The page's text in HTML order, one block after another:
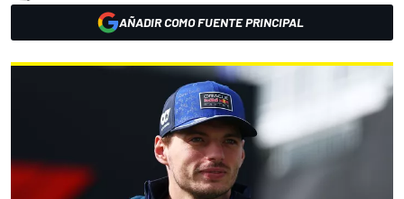
AÑADIR COMO FUENTE PRINCIPAL